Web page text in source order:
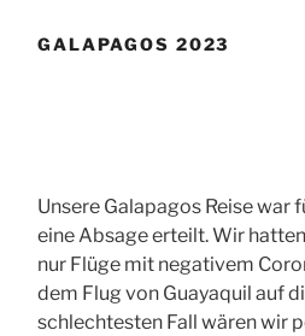
GALAPAGOS 2023
Unsere Galapagos Reise war
eine Absage erteilt. Wir
nur Flüge mit negativem
dem Flug von Guayaquil auf
schlechtesten Fall wären wir